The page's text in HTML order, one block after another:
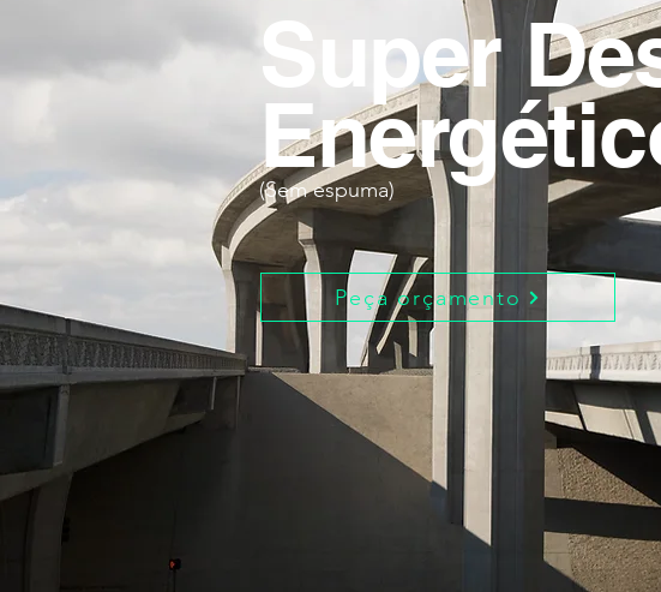
Super
(Sem espuma)
Peça orçamento